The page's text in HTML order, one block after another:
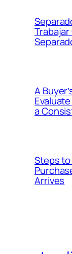
Trabajar
A
a
Steps
Arrives